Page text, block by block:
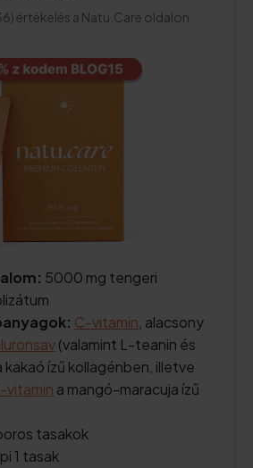
értékelés a Natu.Care oldalon
5000 mg tengeri
C-vitamin , alacsony
(valamint L-teanin és
kakaó ízű kollagénben, illetve
vitamin a mangó-maracuja ízű
tasakok
1 tasak